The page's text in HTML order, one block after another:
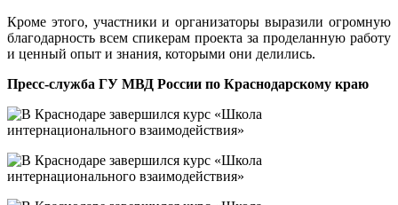
Кроме этого, участники и организаторы выразили огромную
благодарность всем спикерам проекта за проделанную работу
и ценный опыт и знания, которыми они делились.
Пресс-служба ГУ МВД России по Краснодарскому краю